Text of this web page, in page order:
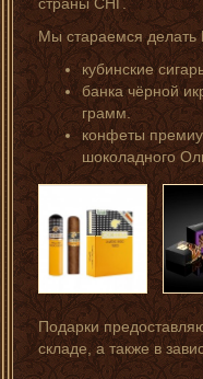
страны СНГ.
Мы стараемся делать
кубинские
банка чёрной
грамм.
конфеты
шоколадного
Подарки
складе, а также в